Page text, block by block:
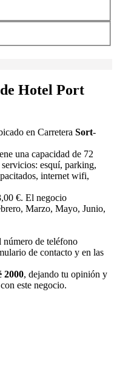
Hotel Port
en Carretera Sort-
una capacidad de 72
esquí, parking,
internet wifi,
€. El negocio
Marzo, Mayo, Junio,
número de teléfono
de contacto y en las
2000, dejando tu opinión y
este negocio.